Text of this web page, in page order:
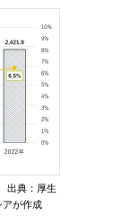
出典：厚生
アが作成